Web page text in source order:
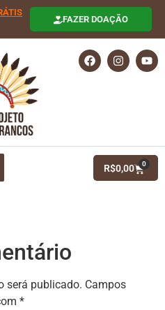
FAZER DOAÇÃO
R$0,00 0
será publicado. Campos
*